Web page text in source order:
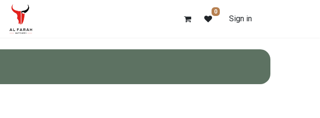
0
Sign in